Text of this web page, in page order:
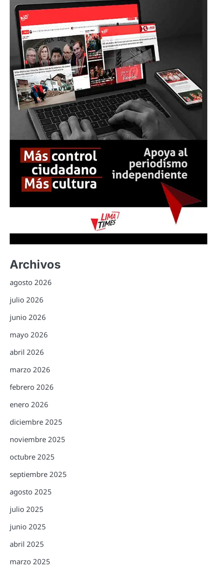
Archivos
agosto 2026
julio 2026
junio 2026
mayo 2026
abril 2026
marzo 2026
febrero 2026
enero 2026
diciembre 2025
noviembre 2025
octubre 2025
septiembre 2025
agosto 2025
julio 2025
junio 2025
abril 2025
marzo 2025